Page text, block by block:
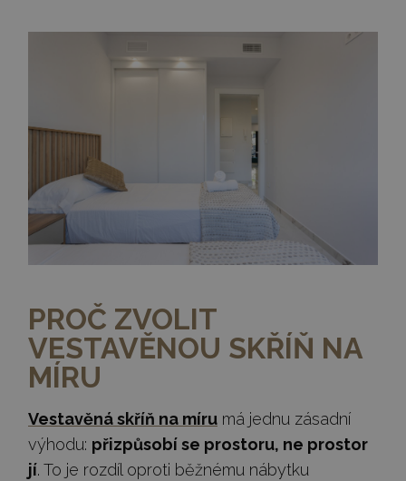
PROČ ZVOLIT
VESTAVĚNOU SKŘÍŇ NA
MÍRU
Vestavěná skříň na míru má jednu zásadní
výhodu: přizpůsobí se prostoru, ne prostor
jí. To je rozdíl oproti běžnému nábytku